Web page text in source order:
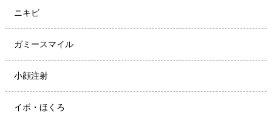
ニキビ
ガミースマイル
小顔注射
イボ・ほくろ